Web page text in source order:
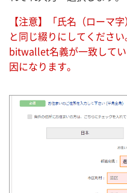
【注意】「氏名（ローマ
と同じ綴りにしてくださ
bitwallet名義が一致して
因になります。